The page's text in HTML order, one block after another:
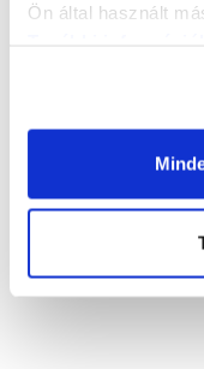
Ön által használt